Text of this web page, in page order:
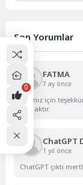
Son Yorumlar
FATMA
7 ay önce
Yazınız için
olacaktır.
ChatGPT
1 yıl önce
ChatGPT çıktı
0